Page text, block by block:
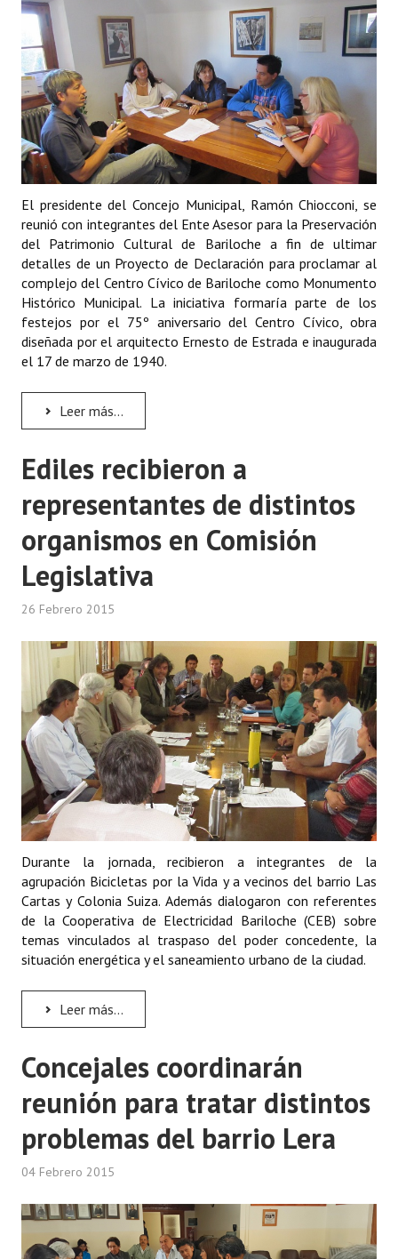
Ciudadano Ilustre - Registro
Banca del Vecino - Registro
Huéspedes de Honor - Registro
Antiguos Pobladores - Registro
Reconocimientos - Registro
Entrega de distinciones
REFORMA DE LA CARTA ORGÁNICA
El presidente del Concejo Municipal, Ramón Chiocconi, se
reunió con integrantes del Ente Asesor para la Preservación
del Patrimonio Cultural de Bariloche a fin de ultimar
detalles de un Proyecto de Declaración para proclamar al
complejo del Centro Cívico de Bariloche como Monumento
Histórico Municipal. La iniciativa formaría parte de los
festejos por el 75º aniversario del Centro Cívico, obra
diseñada por el arquitecto Ernesto de Estrada e inaugurada
el 17 de marzo de 1940.
Leer más...
Ediles recibieron a
representantes de distintos
organismos en Comisión
Legislativa
26 Febrero 2015
Durante la jornada, recibieron a integrantes de la
agrupación Bicicletas por la Vida y a vecinos del barrio Las
Cartas y Colonia Suiza. Además dialogaron con referentes
de la Cooperativa de Electricidad Bariloche (CEB) sobre
temas vinculados al traspaso del poder concedente, la
situación energética y el saneamiento urbano de la ciudad.
Leer más...
Concejales coordinarán
reunión para tratar distintos
problemas del barrio Lera
04 Febrero 2015